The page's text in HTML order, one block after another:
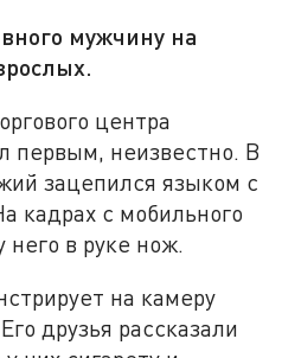
мужчину на
центра
первым, неизвестно. В
зацепился языком с
кадрах с мобильного
него в руке нож.
на камеру
друзья рассказали